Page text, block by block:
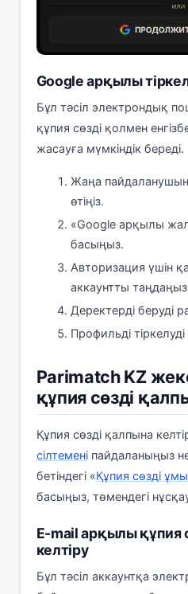
Google арқылы
Бұл тәсіл электрондық
құпия сөзді қолмен
жасауға мүмкіндік береді.
Жаңа
өтіңіз.
«Google арқылы
басыңыз.
Авторизация үшін
аккаунтты
Деректерді беруді
Профильді
Parimatch KZ
құпия сөзді
Құпия сөзді қалпына
сілтеменіпайдаланыңыз
бетіндегі «Құпия сөзді
басыңыз, төмендегі
E-mail арқылы құпия
келтіру
Бұл тәсіл аккаунтқа